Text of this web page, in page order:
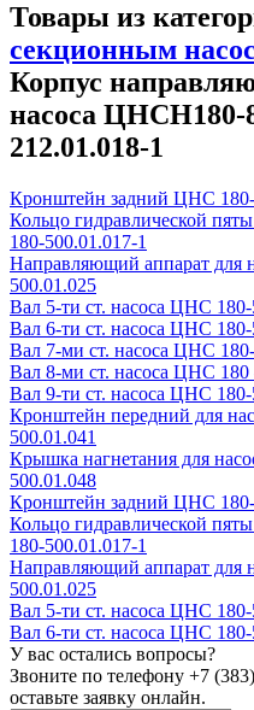
Товары из
секционным
Корпус
насоса ЦНСН180-
212.01.018-1
Кронштейн задний ЦНС 180-
Кольцо гидравлической
180-500.01.017-1
Направляющий аппарат
500.01.025
Вал 5-ти ст. насоса ЦНС
Вал 6-ти ст. насоса ЦНС
Вал 7-ми ст. насоса ЦНС
Вал 8-ми ст. насоса ЦНС
Вал 9-ти ст. насоса ЦНС
Кронштейн передний для
500.01.041
Крышка нагнетания для
500.01.048
Кронштейн задний ЦНС 180-
Кольцо гидравлической
180-500.01.017-1
Направляющий аппарат
500.01.025
Вал 5-ти ст. насоса ЦНС
Вал 6-ти ст. насоса ЦНС
У вас остались вопросы?
Звоните по телефону +7
оставьте заявку онлайн.